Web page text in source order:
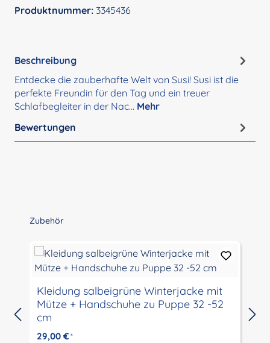
Produktnummer: 3345436
Beschreibung
Entdecke die zauberhafte Welt von Susi! Susi ist die
perfekte Freundin für den Tag und ein treuer
Schlafbegleiter in der Nac… Mehr
Bewertungen
Produktgalerie überspringen
Zubehör
Kleidung salbeigrüne Winterjacke mit
Mütze + Handschuhe zu Puppe 32 -52
cm
29,00 € *